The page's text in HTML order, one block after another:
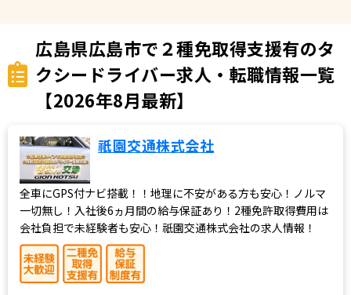
広島県広島市で２種免取得支援有のタ
クシードライバー求人・転職情報一覧
【2026年8月最新】
祇園交通株式会社
全車にGPS付ナビ搭載！！地理に不安がある方も安心！ノルマ
一切無し！入社後6ヵ月間の給与保証あり！2種免許取得費用は
会社負担で未経験者も安心！祇園交通株式会社の求人情報！